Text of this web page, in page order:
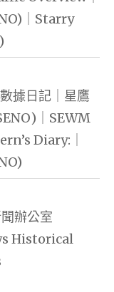
｜Starry
據日記｜星鷹
｜SEWM
Diary:｜
辦公室
Historical